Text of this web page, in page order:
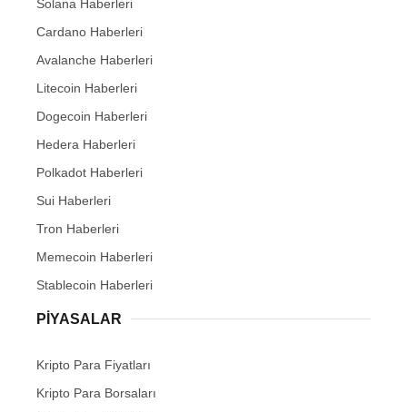
Solana Haberleri
Cardano Haberleri
Avalanche Haberleri
Litecoin Haberleri
Dogecoin Haberleri
Hedera Haberleri
Polkadot Haberleri
Sui Haberleri
Tron Haberleri
Memecoin Haberleri
Stablecoin Haberleri
PIYASALAR
Kripto Para Fiyatları
Kripto Para Borsaları